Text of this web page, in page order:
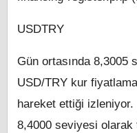
USDTRY
Gün ortasında 8,3005
USD/TRY kur
hareket ettiği
8,4000 seviyesi